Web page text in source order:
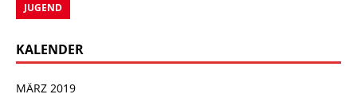
JUGEND
KALENDER
MÄRZ 2019